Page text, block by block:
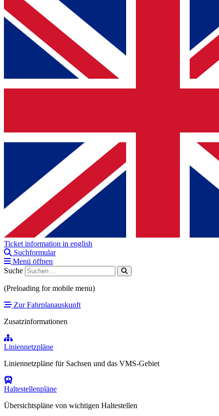
Ticket information in english
Suchformular
Menü öffnen
Suche
(Preloading for mobile menu)
Zur Fahrplanauskunft
Zusatzinformationen
Liniennetzpläne
Liniennetzpläne für Sachsen und das VMS-Gebiet
Haltestellenpläne
Übersichtspläne von wichtigen Haltestellen